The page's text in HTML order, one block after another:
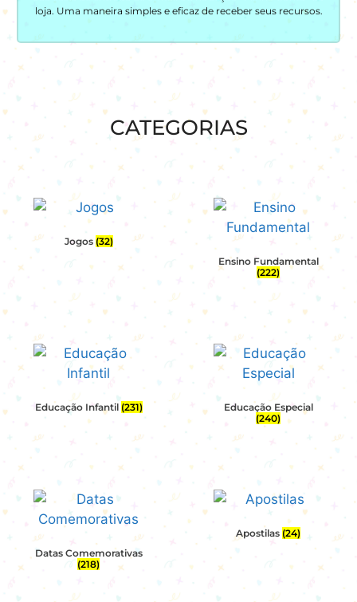
loja. Uma maneira simples e eficaz de receber seus recursos.
CATEGORIAS
Jogos (32)
Ensino Fundamental
(222)
Educação Infantil (231)
Educação Especial
(240)
Datas Comemorativas
(218)
Apostilas (24)